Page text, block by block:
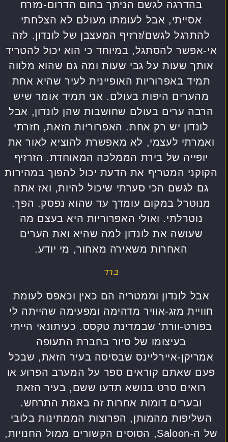
בהדרגה לגשם הניתך בחום הדרום-מזרח
אסייתי, אבל לעומתו מעולם לא הצלחתי
להתרגל לגשם/זרזיף המעצבן של לונדון. לזה
אי-אפשר להסתגל, במיוחד כי הוא יכול להטריד
אותך שעות על גבי שעות ומה גם שהוא מלווה
תמיד באפרוריות האופיינית לעיר שהיא אחת
מהערים היפות בעולם. אני תמיד אומר שיש
הרבה ערים בעולם שחושבות שהן לונדון, אבל
לונדון יש רק אחת. האפרוריות הזאת, חזרתי
ואמרתי לעצמי, לא מאפשרת להוציא לאור את
יופייה של בירת הממלכה המאוחדת. הזרזיף
הקוקני המטריף את הדעת יכול להפוך במהירות
גם לגשם הכי סערתי שיכול להיות, ואז אתה
מנוטרל במקום עומדך עד שהוא נפסק. הפך.
נוטרלתי. ואולי האפרוריות היא בעצם מה
שעושה את לונדון למה שהיא ואת הערים
האחרות משאירה מאחור, מי יודע.
ברד
אבל לונדון וממטריה הם כאין וכאפס לעומת
חוויית מזג-אוויר מדהימה ומפעימה שהייתה לי
בפורט-וורת' שבמדינת טקסס. כעיתונאי הייתי
בעיצומו של סיור בחברת התעופה
אמריקן-איירליינס שבסיסה בעיר הזאת, שבכל
פעם שאתם קוראים ספר על המערב הפרוע או
רואים סרט בנושא תדעו ששם, בעיר הזאת
ובערים דומות אחרות זה באמת התרחש.
השליפות מהמותן, הפרוצות הממתינות בלובי
של ה-Saloon, הסוסים הקשורים ממול החנויות,